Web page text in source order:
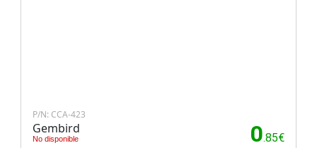
P/N: CCA-423
Gembird
No disponible 0.85€